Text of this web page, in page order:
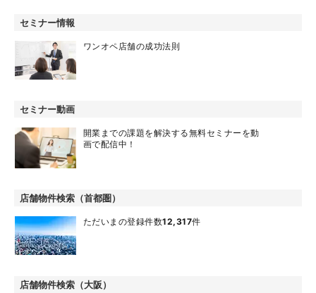
セミナー情報
ワンオペ店舗の成功法則
セミナー動画
開業までの課題を解決する無料セミナーを動
画で配信中！
店舗物件検索（首都圏）
ただいまの登録件数12,317件
店舗物件検索（大阪）